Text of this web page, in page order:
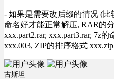
- 如果是需要改后缀的情况 (
命名好才能正常解压, RAR的
xxx.part2.rar, xxx.part3.rar, 7z
xxx.003, ZIP的排序格式
古斯坦